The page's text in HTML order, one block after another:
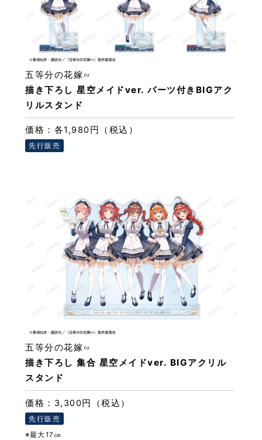
描き下ろし 星空メイドver. パーツ付きBIGアク
リルスタンド
五等分の花嫁∽
価格：各1,980円（税込）
先行販売
描き下ろし 集合 星空メイドver. BIGアクリル
スタンド
五等分の花嫁∽
価格：3,300円（税込）
先行販売
※最大17㎝